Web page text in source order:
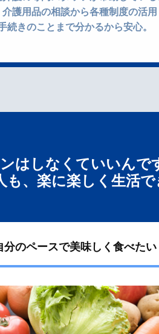
護用品の相談から各種制度の活用
続きのことまで分かるから安心。
はしなくていいんで
、楽に楽しく生活
分のペースで美味しく食べたい